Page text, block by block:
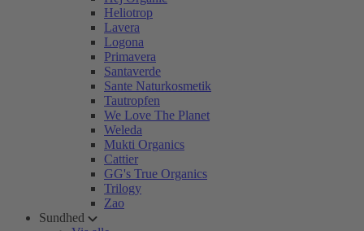
Heliotrop
Lavera
Logona
Primavera
Santaverde
Sante Naturkosmetik
Tautropfen
We Love The Planet
Weleda
Mukti Organics
Cattier
GG's True Organics
Trilogy
Zao
Sundhed